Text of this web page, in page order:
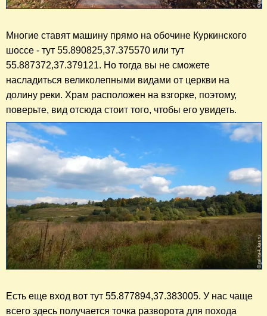
Многие ставят машину прямо на обочине Куркинского
шоссе - тут 55.890825,37.375570 или тут
55.887372,37.379121. Но тогда вы не сможете
насладиться великолепными видами от церкви на
долину реки. Храм расположен на взгорке, поэтому,
поверьте, вид отсюда стоит того, чтобы его увидеть.
Есть еще вход вот тут 55.877894,37.383005. У нас чаще
всего здесь получается точка разворота для похода